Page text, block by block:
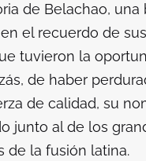
de Belachao, una
el recuerdo de
tuvieron la
de haber
de calidad, su
junto al de los
de la fusión latina.